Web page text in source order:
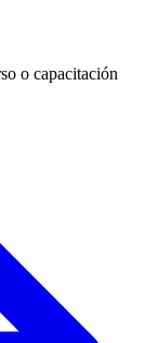
o capacitación